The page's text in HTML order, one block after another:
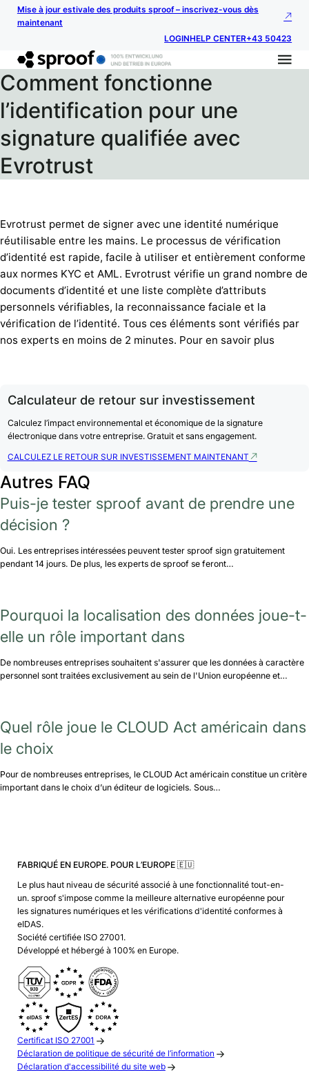
Mise à jour estivale des produits sproof – inscrivez-vous dès
maintenant
LOGINHELP CENTER+43 50423
Comment fonctionne
l’identification pour une
signature qualifiée avec
Evrotrust
Evrotrust permet de signer avec une identité numérique
réutilisable entre les mains. Le processus de vérification
d’identité est rapide, facile à utiliser et entièrement conforme
aux normes KYC et AML. Evrotrust vérifie un grand nombre de
documents d’identité et une liste complète d’attributs
personnels vérifiables, la reconnaissance faciale et la
vérification de l’identité. Tous ces éléments sont vérifiés par
nos experts en moins de 2 minutes. Pour en savoir plus
Calculateur de retour sur investissement
Calculez l’impact environnemental et économique de la signature
électronique dans votre entreprise. Gratuit et sans engagement.
CALCULEZ LE RETOUR SUR INVESTISSEMENT MAINTENANT
Autres FAQ
Puis-je tester sproof avant de prendre une
décision ?
Oui. Les entreprises intéressées peuvent tester sproof sign gratuitement
pendant 14 jours. De plus, les experts de sproof se feront…
Pourquoi la localisation des données joue-t-
elle un rôle important dans
De nombreuses entreprises souhaitent s'assurer que les données à caractère
personnel sont traitées exclusivement au sein de l'Union européenne et…
Quel rôle joue le CLOUD Act américain dans
le choix
Pour de nombreuses entreprises, le CLOUD Act américain constitue un critère
important dans le choix d’un éditeur de logiciels. Sous…
FABRIQUÉ EN EUROPE. POUR L’EUROPE 🇪🇺
Le plus haut niveau de sécurité associé à une fonctionnalité tout-en-
un. sproof s'impose comme la meilleure alternative européenne pour
les signatures numériques et les vérifications d'identité conformes à
eIDAS.
Société certifiée ISO 27001.
Développé et hébergé à 100% en Europe.
Certificat ISO 27001
Déclaration de politique de sécurité de l’information
Déclaration d'accessibilité du site web